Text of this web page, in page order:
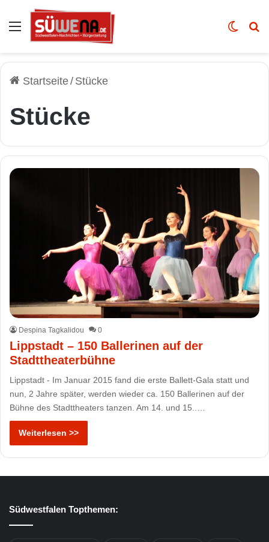
Auswahl Skin
Startseite/ Stücke
Stücke
Despina Tagkalidou 0
Lippstadt – 150 Ballerinen auf der
Stadttheaterbühne
Lippstadt - Im Januar 2015 fand die erste Ballett-Gala statt und
nun, 2 Jahre später, werden wieder ca. 150 Ballerinen auf der
Bühne des Stadttheaters tanzen. Am 14. und 15..…
Weiterlesen >>
Südwestfalen Topthemen: